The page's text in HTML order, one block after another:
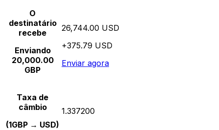
O
destinatário
recebe
Enviando
20,000.00
GBP
26,744.00 USD
+375.79 USD
Enviar agora
Taxa de
câmbio
(1GBP → USD)
1.337200